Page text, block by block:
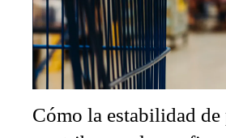
Cómo la estabilidad de